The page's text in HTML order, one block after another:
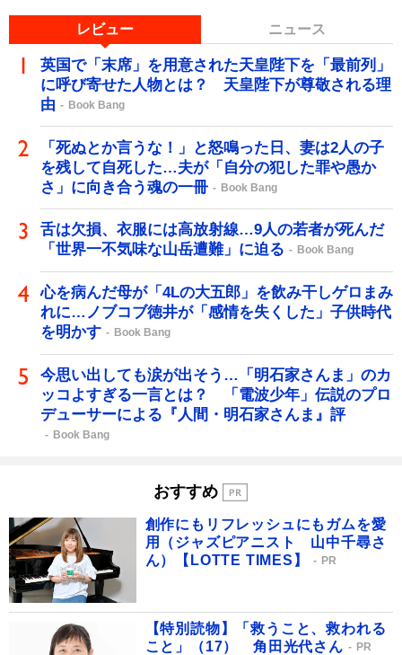
レビュー ニュース
英国で「末席」を用意された天皇陛下を「最前列」
に呼び寄せた人物とは？ 天皇陛下が尊敬される理
由
Book Bang
「死ぬとか言うな！」と怒鳴った日、妻は2人の子
を残して自死した…夫が「自分の犯した罪や愚か
さ」に向き合う魂の一冊
Book Bang
舌は欠損、衣服には高放射線…9人の若者が死んだ
「世界一不気味な山岳遭難」に迫る
Book Bang
心を病んだ母が「4Lの大五郎」を飲み干しゲロまみ
れに…ノブコブ徳井が「感情を失くした」子供時代
を明かす
Book Bang
今思い出しても涙が出そう…「明石家さんま」のカ
ッコよすぎる一言とは？ 「電波少年」伝説のプロ
デューサーによる『人間・明石家さんま』評
Book Bang
おすすめ
創作にもリフレッシュにもガムを愛
用（ジャズピアニスト 山中千尋さ
ん）【LOTTE TIMES】
PR
【特別読物】「救うこと、救われる
こと」（17） 角田光代さん
PR